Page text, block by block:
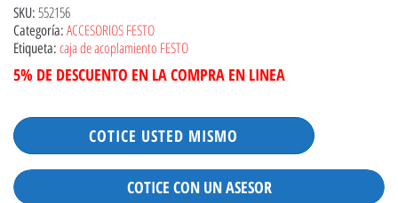
SKU: 552156
Categoría: ACCESORIOS FESTO
Etiqueta: caja de acoplamiento FESTO
5% DE DESCUENTO EN LA COMPRA EN LINEA
COTICE USTED MISMO
COTICE CON UN ASESOR